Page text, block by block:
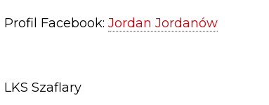
Profil Facebook: Jordan Jordanów
LKS Szaflary